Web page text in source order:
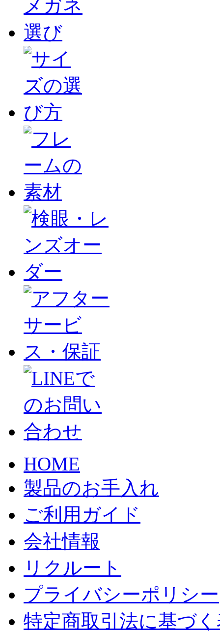
HOME
製品のお手入れ
ご利用ガイド
会社情報
リクルート
プライバシーポリシー
特定商取引法に基づ